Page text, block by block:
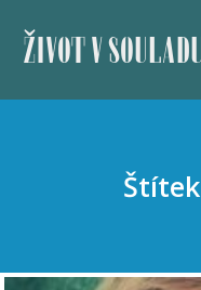
ŽIVOT V SOULADU